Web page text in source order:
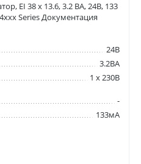
EI 38 x 13.6, 3.2 ВА, 24В, 133
Series Документация
24В
3.2ВА
1 x 230В
-
133мА